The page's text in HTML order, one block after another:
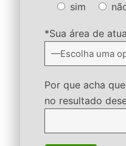
sim
*Sua área de
Por que acha
no resultado